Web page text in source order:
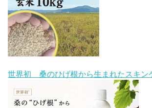
世界初 桑のひげ根から生まれたスキン